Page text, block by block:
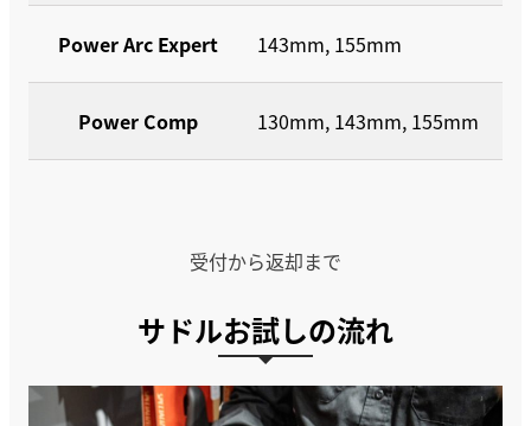
Power Arc Expert 143mm, 155mm
Power Comp 130mm, 143mm, 155mm
受付から返却まで
サドルお試しの流れ